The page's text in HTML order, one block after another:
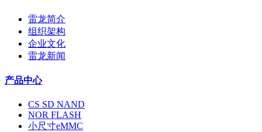
雷龙简介
组织架构
企业文化
雷龙新闻
产品中心
CS SD NAND
NOR FLASH
小尺寸eMMC